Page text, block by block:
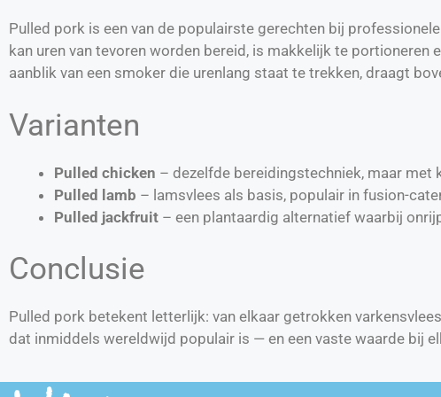
Pulled pork is een van de populairste gerechten bij professionele
kan uren van tevoren worden bereid, is makkelijk te
aanblik van een smoker die urenlang staat te trekken, draagt
Varianten
Pulled chicken – dezelfde bereidingstechniek, maar met
Pulled lamb – lamsvlees als basis, populair in fusion-
Pulled jackfruit – een plantaardig alternatief waarbij
Conclusie
Pulled pork betekent letterlijk: van elkaar getrokken
dat inmiddels wereldwijd populair is — en een vaste waarde bij